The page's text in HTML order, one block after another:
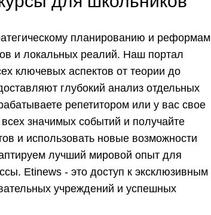
планированию и реформам
и локальных реалий. Наш портал
ключевых аспектов от теории до
глубокий анализ отдельных
репетитором или у вас свое
значимых событий и получайте
и использовать новые возможности
лучший мировой опыт для
Etinews - это доступ к эксклюзивным
учреждений и успешных